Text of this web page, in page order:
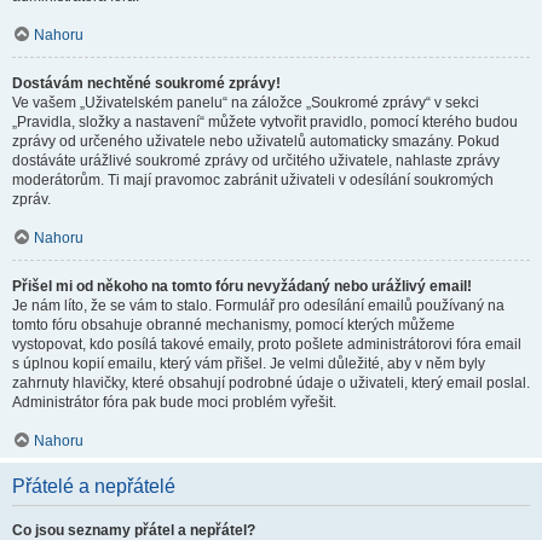
Nahoru
Dostávám nechtěné soukromé zprávy!
Ve vašem „Uživatelském panelu“ na záložce „Soukromé zprávy“ v sekci
„Pravidla, složky a nastavení“ můžete vytvořit pravidlo, pomocí kterého budou
zprávy od určeného uživatele nebo uživatelů automaticky smazány. Pokud
dostáváte urážlivé soukromé zprávy od určitého uživatele, nahlaste zprávy
moderátorům. Ti mají pravomoc zabránit uživateli v odesílání soukromých
zpráv.
Nahoru
Přišel mi od někoho na tomto fóru nevyžádaný nebo urážlivý email!
Je nám líto, že se vám to stalo. Formulář pro odesílání emailů používaný na
tomto fóru obsahuje obranné mechanismy, pomocí kterých můžeme
vystopovat, kdo posílá takové emaily, proto pošlete administrátorovi fóra email
s úplnou kopií emailu, který vám přišel. Je velmi důležité, aby v něm byly
zahrnuty hlavičky, které obsahují podrobné údaje o uživateli, který email poslal.
Administrátor fóra pak bude moci problém vyřešit.
Nahoru
Přátelé a nepřátelé
Co jsou seznamy přátel a nepřátel?